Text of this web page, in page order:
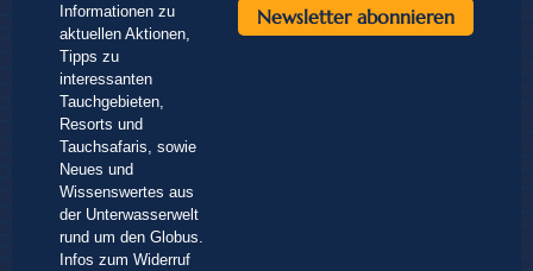
Informationen zu
aktuellen Aktionen,
Tipps zu
interessanten
Tauchgebieten,
Resorts und
Tauchsafaris, sowie
Neues und
Wissenswertes aus
der Unterwasserwelt
rund um den Globus.
Infos zum Widerruf